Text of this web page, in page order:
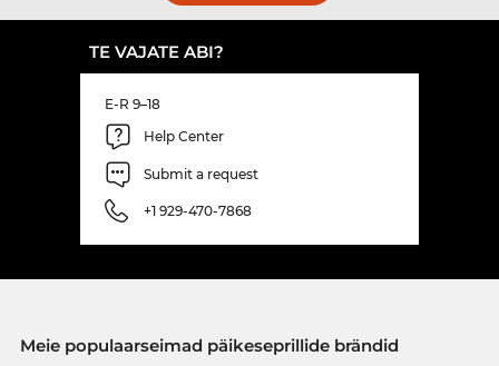
TE VAJATE ABI?
E-R 9–18
Help Center
Submit a request
+1 929-470-7868
Meie populaarseimad päikeseprillide brändid